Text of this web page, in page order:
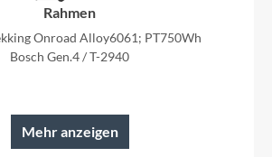
Rahmen
Onroad Alloy6061; PT750Wh
Bosch Gen.4 / T-2940
Mehr anzeigen